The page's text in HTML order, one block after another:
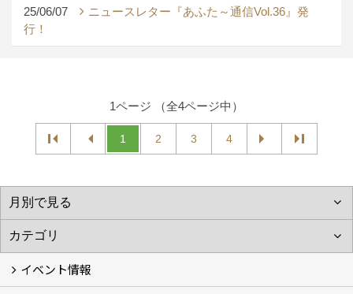
25/06/07
ニュースレター『あふた～通信Vol.36』発
行！
1ページ （全4ページ中）
1 2 3 4
イベント情報